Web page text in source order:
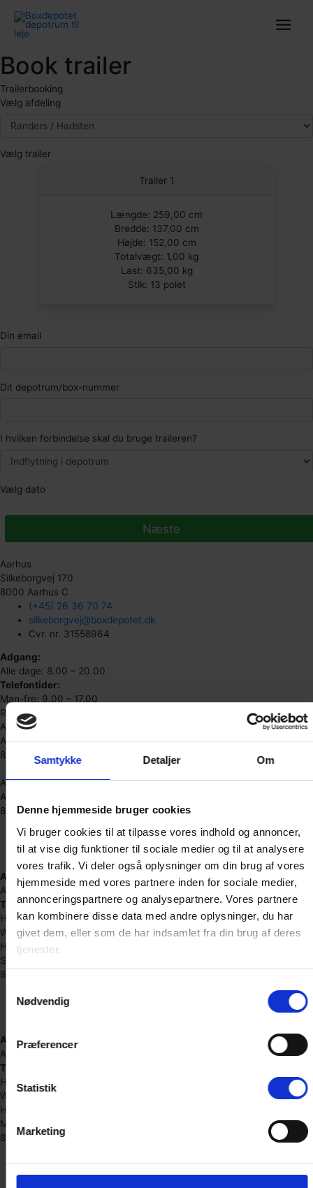
Samtykke Detaljer Om
Denne hjemmeside bruger cookies
Vi bruger cookies til at tilpasse vores indhold og annoncer,
til at vise dig funktioner til sociale medier og til at analysere
vores trafik. Vi deler også oplysninger om din brug af vores
hjemmeside med vores partnere inden for sociale medier,
annonceringspartnere og analysepartnere. Vores partnere
kan kombinere disse data med andre oplysninger, du har
givet dem, eller som de har indsamlet fra din brug af deres
tjenester.
Nødvendig
Præferencer
Statistik
Marketing
indholdet
Book trailer
Trailerbooking
Vælg afdeling
Vælg trailer
Trailer 1
Længde: 259,00 cm
Bredde: 137,00 cm
Højde: 152,00 cm
Totalvægt: 1,00 kg
Last: 635,00 kg
Stik: 13 polet
Din email
Dit depotrum/box-nummer
I hvilken forbindelse skal du bruge traileren?
Vælg dato
Næste
Aarhus
Silkeborgvej 170
8000 Aarhus C
(+45) 26 36 70 74
silkeborgvej@boxdepotet.dk
Cvr. nr. 31558964
Adgang:
Alle dage: 8.00 – 20.00
Telefontider:
Man-fre: 9.00 – 17.00
Randers / Hadsten
Afdeling A
Alstrupgårdvej 10
8370 Hadsten
Afdeling B & C
Alstrupgårdvej 3
8370 Hadsten
box@boxdepotet.dk
Cvr. nr. 81543615
Adgang:
Alle dage: 6.00 – 22.00
Telefontider:
Hverdag: 8.00 – 18.00
Weekend: 9.00 – 17.00
Horsens
Stensballegaardvej 14
8700 Horsens
horsens@boxdepotet.dk
Adgang:
Alle dage: 7.00 – 22.00
Telefontider:
Hverdag: 8.00 – 18.00
Weekend: 9.00 – 17.00
Hedensted
Mosetoften 3
8722 Hedensted
hedensted@boxdepotet.dk